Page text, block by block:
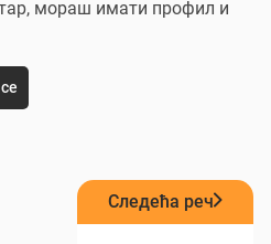
мораш имати профил и
Следећа реч